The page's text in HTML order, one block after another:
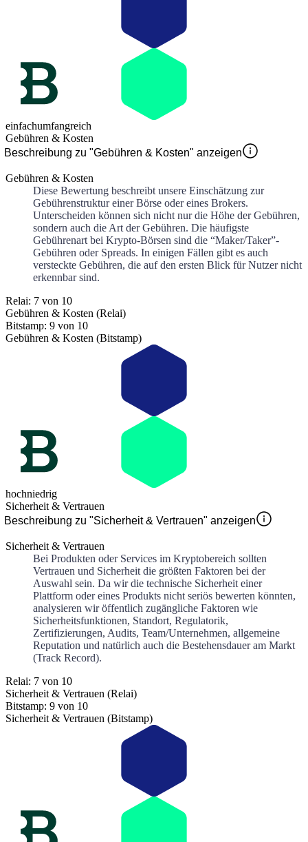
einfachumfangreich
Gebühren & Kosten
Beschreibung zu "Gebühren & Kosten" anzeigen
Gebühren & Kosten
Diese Bewertung beschreibt unsere Einschätzung zur
Gebührenstruktur einer Börse oder eines Brokers.
Unterscheiden können sich nicht nur die Höhe der Gebühren,
sondern auch die Art der Gebühren. Die häufigste
Gebührenart bei Krypto-Börsen sind die “Maker/Taker”-
Gebühren oder Spreads. In einigen Fällen gibt es auch
versteckte Gebühren, die auf den ersten Blick für Nutzer nicht
erkennbar sind.
Relai: 7 von 10
Gebühren & Kosten (Relai)
Bitstamp: 9 von 10
Gebühren & Kosten (Bitstamp)
hochniedrig
Sicherheit & Vertrauen
Beschreibung zu "Sicherheit & Vertrauen" anzeigen
Sicherheit & Vertrauen
Bei Produkten oder Services im Kryptobereich sollten
Vertrauen und Sicherheit die größten Faktoren bei der
Auswahl sein. Da wir die technische Sicherheit einer
Plattform oder eines Produkts nicht seriös bewerten könnten,
analysieren wir öffentlich zugängliche Faktoren wie
Sicherheitsfunktionen, Standort, Regulatorik,
Zertifizierungen, Audits, Team/Unternehmen, allgemeine
Reputation und natürlich auch die Bestehensdauer am Markt
(Track Record).
Relai: 7 von 10
Sicherheit & Vertrauen (Relai)
Bitstamp: 9 von 10
Sicherheit & Vertrauen (Bitstamp)